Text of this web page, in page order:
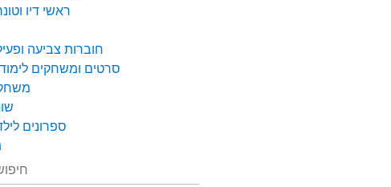
ראשי דיו
חוברות צביעה
סרטים ומשחקים
ספרונים